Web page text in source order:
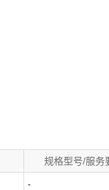
规格型号/服务
-